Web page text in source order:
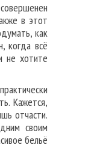
в этот
как
когда всё
не хотите
Кажется,
отчасти.
своим
бельё